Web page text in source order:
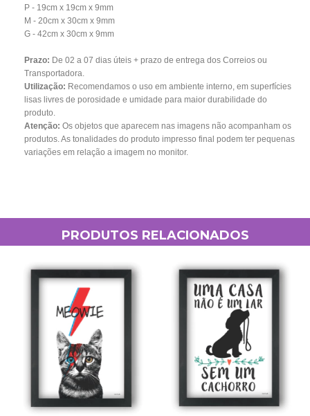
P - 19cm x 19cm x 9mm
M - 20cm x 30cm x 9mm
G - 42cm x 30cm x 9mm
Prazo: De 02 a 07 dias úteis + prazo de entrega dos Correios ou
Transportadora.
Utilização: Recomendamos o uso em ambiente interno, em superfícies
lisas livres de porosidade e umidade para maior durabilidade do
produto.
Atenção: Os objetos que aparecem nas imagens não acompanham os
produtos. As tonalidades do produto impresso final podem ter pequenas
variações em relação a imagem no monitor.
PRODUTOS RELACIONADOS